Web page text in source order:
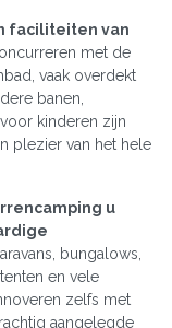
faciliteiten van
met de
vaak overdekt
banen,
kinderen zijn
plezier van het hele
u
bungalows,
en vele
zelfs met
aangelegde